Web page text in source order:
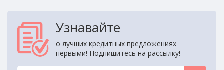
Узнавайте
о лучших кредитных предложениях
первыми! Подпишитесь на рассылку!